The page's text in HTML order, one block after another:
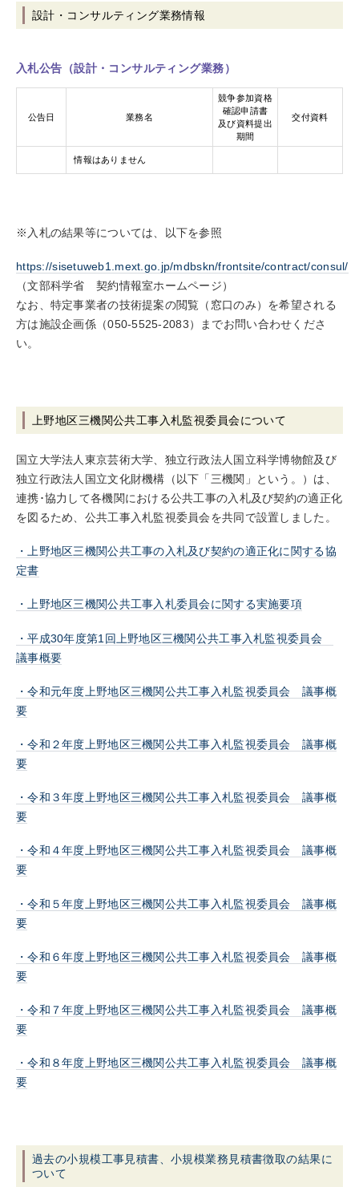
設計・コンサルティング業務情報
入札公告（設計・コンサルティング業務）
公告日 業務名
競争参加資格
確認申請書
及び資料提出
期間
交付資料
情報はありません
※入札の結果等については、以下を参照
https://sisetuweb1.mext.go.jp/mdbskn/frontsite/contract/consul/
（文部科学省 契約情報室ホームページ）
なお、特定事業者の技術提案の閲覧（窓口のみ）を希望される
方は施設企画係（050-5525-2083）までお問い合わせくださ
い。
上野地区三機関公共工事入札監視委員会について
国立大学法人東京芸術大学、独立行政法人国立科学博物館及び
独立行政法人国立文化財機構（以下「三機関」という。）は、
連携･協力して各機関における公共工事の入札及び契約の適正化
を図るため、公共工事入札監視委員会を共同で設置しました。
・上野地区三機関公共工事の入札及び契約の適正化に関する協
定書
・上野地区三機関公共工事入札委員会に関する実施要項
・平成30年度第1回上野地区三機関公共工事入札監視委員会
議事概要
・令和元年度上野地区三機関公共工事入札監視委員会 議事概
要
・令和２年度上野地区三機関公共工事入札監視委員会 議事概
要
・令和３年度上野地区三機関公共工事入札監視委員会 議事概
要
・令和４年度上野地区三機関公共工事入札監視委員会 議事概
要
・令和５年度上野地区三機関公共工事入札監視委員会 議事概
要
・令和６年度上野地区三機関公共工事入札監視委員会 議事概
要
・令和７年度上野地区三機関公共工事入札監視委員会 議事概
要
・令和８年度上野地区三機関公共工事入札監視委員会 議事概
要
過去の小規模工事見積書、小規模業務見積書徴取の結果に
ついて